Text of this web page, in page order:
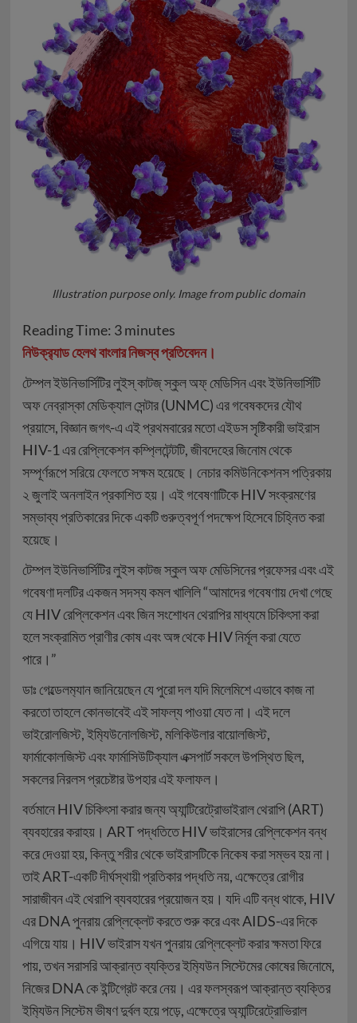
Illustration purpose only. Image from public domain
Reading Time: 3 minutes
নিউক্র‍্যাড হেলথ বাংলার নিজস্ব প্রতিবেদন।
টেম্পল ইউনিভার্সিটির লুইস্ কাটজ্ স্কুল অফ্ মেডিসিন এবং ইউনিভার্সিটি
অফ নেব্রাস্কা মেডিক্যাল সেন্টার (UNMC) এর গবেষকদের যৌথ
প্রয়াসে, বিজ্ঞান জগৎ-এ এই প্রথমবারের মতো এইডস সৃষ্টিকারী ভাইরাস
HIV-1 এর রেপ্লিকেশন কম্প্লিটেন্টটি, জীবদেহের জিনোম থেকে
সম্পূর্ণরূপে সরিয়ে ফেলতে সক্ষম হয়েছে। নেচার কমিউনিকেশনস পত্রিকায়
২ জুলাই অনলাইন প্রকাশিত হয়। এই গবেষণাটিকে HIV সংক্রমণের
সম্ভাব্য প্রতিকারের দিকে একটি গুরুত্বপূর্ণ পদক্ষেপ হিসেবে চিহ্নিত করা
হয়েছে।
টেম্পল ইউনিভার্সিটির লুইস কাটজ স্কুল অফ মেডিসিনের প্রফেসর এবং এই
গবেষণা দলটির একজন সদস্য কমল খালিলি “আমাদের গবেষণায় দেখা গেছে
যে HIV রেপ্লিকেশন এবং জিন সংশোধন থেরাপির মাধ্যমে চিকিৎসা করা
হলে সংক্রামিত প্রাণীর কোষ এবং অঙ্গ থেকে HIV নির্মূল করা যেতে
পারে।”
ডাঃ গেল্ডেলম‍্যান জানিয়েছেন যে পুরো দল যদি মিলেমিশে এভাবে কাজ না
করতো তাহলে কোনভাবেই এই সাফল্য পাওয়া যেত না। এই দলে‌
ভাইরোলজিস্ট, ইম‍্যিউনোলজিস্ট, মলিকিউলার বায়োলজিস্ট,
ফার্মাকোলজিস্ট এবং ফার্মাসিউটিক্যাল এক্সপার্ট সকলে উপস্থিত ছিল,
সকলের নিরলস প্রচেষ্টার উপহার এই ফলাফল।
বর্তমানে HIV চিকিৎসা করার জন্য অ‍্যান্টিরেট্রোভাইরাল থেরাপি (ART)
ব্যবহারের করাহয়। ART পদ্ধতিতে HIV ভাইরাসের রেপ্লিকেশন বন্ধ
করে দেওয়া হয়, কিন্তু শরীর থেকে ভাইরাসটিকে নিকেষ করা সম্ভব হয় না।
তাই ART-একটি দীর্ঘস্থায়ী প্রতিকার পদ্ধতি নয়, এক্ষেত্রে রোগীর
সারাজীবন এই থেরাপি ব্যবহারের প্রয়োজন হয়। যদি এটি বন্ধ থাকে, HIV
এর DNA পুনরায় রেপ্লিক্লেট করতে শুরু করে এবং AIDS-এর দিকে
এগিয়ে যায়। HIV ভাইরাস যখন পুনরায় রেপ্লিক্লেট করার ক্ষমতা ফিরে
পায়, তখন সরাসরি আক্রান্ত ব্যক্তির ইম‍্যিউন সিস্টেমের কোষের জিনোমে,
নিজের DNA কে ইন্টিগ্রেট করে নেয়। এর ফলস্বরূপ আক্রান্ত ব্যক্তির
ইম‍্যিউন সিস্টেম ভীষণ দুর্বল হয়ে পড়ে, এক্ষেত্রে অ্যান্টিরেট্রোভিরাল